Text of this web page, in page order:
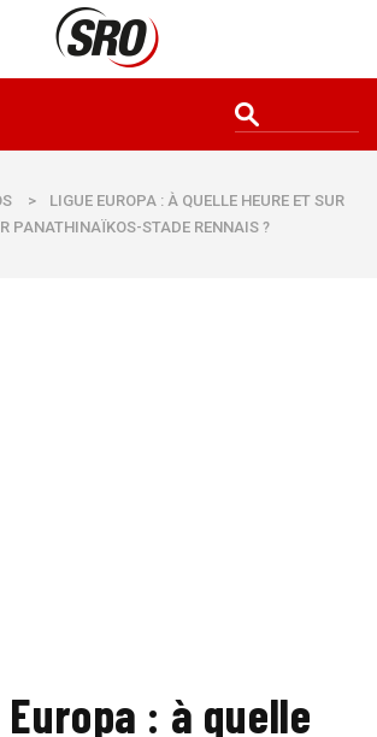
>
LIGUE EUROPA : À QUELLE HEURE ET SUR
PANATHINAÏKOS-STADE RENNAIS ?
: à quelle